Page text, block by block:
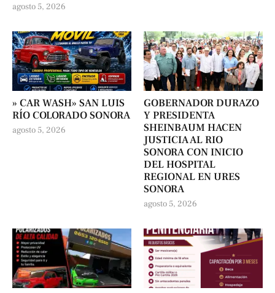
agosto 5, 2026
» CAR WASH» SAN LUIS
RÍO COLORADO SONORA
agosto 5, 2026
GOBERNADOR DURAZO
Y PRESIDENTA
SHEINBAUM HACEN
JUSTICIA AL RIO
SONORA CON INICIO
DEL HOSPITAL
REGIONAL EN URES
SONORA
agosto 5, 2026